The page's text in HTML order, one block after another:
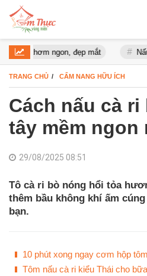
thơm ngon, đẹp mắt Nấu
TRANG CHỦ CẨM NANG HỮU ÍCH
Cách nấu cà ri
tây mềm ngon
29/08/2025 08:51
Tô cà ri bò nóng hổi tỏa
thêm bầu không khí ấm
bạn.
10 phút xong ngay cơm hộp
Tôm nấu cà ri kiểu Thái cho